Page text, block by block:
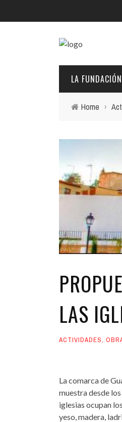
LA FUNDACIÓN
EL PATRONATO:
Home ›
LAS
ACTIVIDADES,
La comarca de
muestra desde
iglesias ocupan
yeso, madera,